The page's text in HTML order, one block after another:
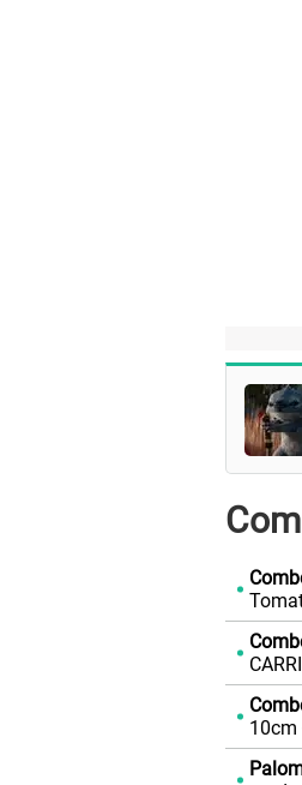
10cm